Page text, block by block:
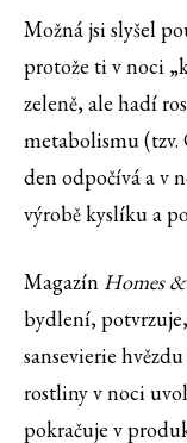
Možná jsi slyšel
protože ti v noci
zeleně, ale hadí
metabolismu (tzv.
den odpočívá a v
výrobě kyslíku a
Magazín Homes
bydlení,
sansevierie
rostliny v noci
pokračuje v